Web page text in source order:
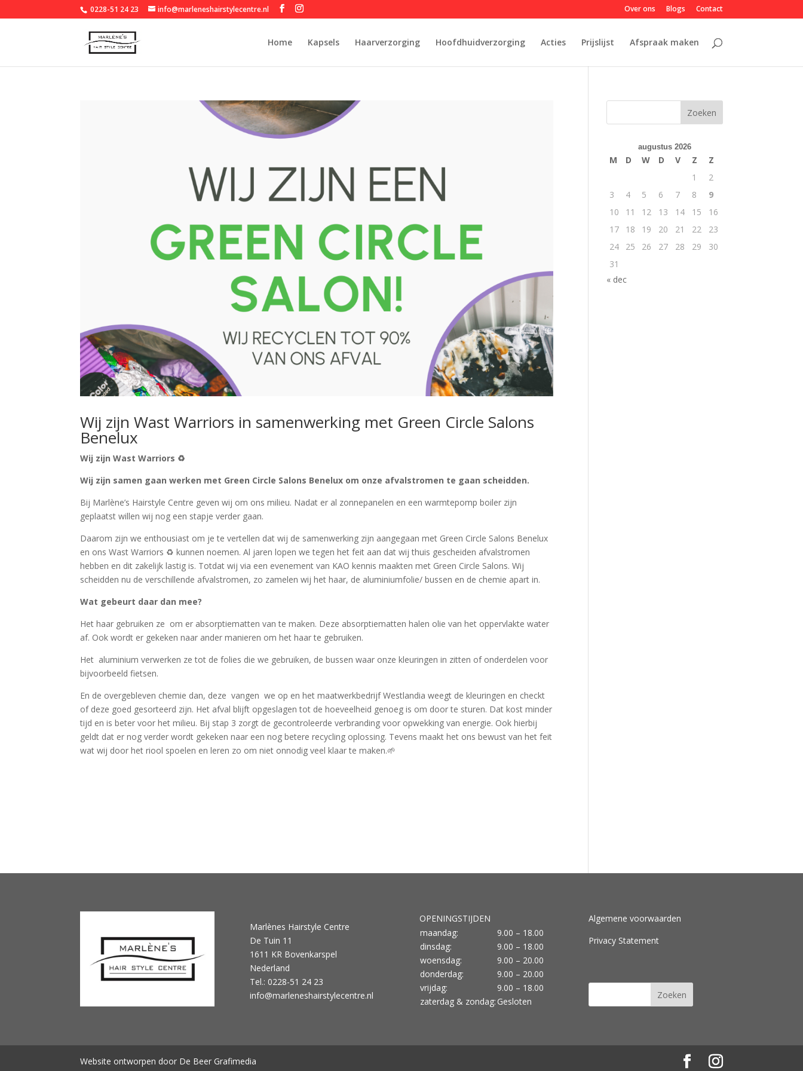
0228-51 24 23 info@marleneshairstylecentre.nl Over ons Blogs Contact
Home Kapsels Haarverzorging Hoofdhuidverzorging Acties Prijslijst Afspraak maken
Wij zijn Wast Warriors in samenwerking met Green Circle Salons
Benelux
Wij zijn Wast Warriors ♻️
Wij zijn samen gaan werken met Green Circle Salons Benelux om onze afvalstromen te gaan scheidden.
Bij Marlène’s Hairstyle Centre geven wij om ons milieu. Nadat er al zonnepanelen en een warmtepomp boiler zijn
geplaatst willen wij nog een stapje verder gaan.
Daarom zijn we enthousiast om je te vertellen dat wij de samenwerking zijn aangegaan met Green Circle Salons Benelux
en ons Wast Warriors ♻️ kunnen noemen. Al jaren lopen we tegen het feit aan dat wij thuis gescheiden afvalstromen
hebben en dit zakelijk lastig is. Totdat wij via een evenement van KAO kennis maakten met Green Circle Salons. Wij
scheidden nu de verschillende afvalstromen, zo zamelen wij het haar, de aluminiumfolie/ bussen en de chemie apart in.
Wat gebeurt daar dan mee?
Het haar gebruiken ze om er absorptiematten van te maken. Deze absorptiematten halen olie van het oppervlakte water
af. Ook wordt er gekeken naar ander manieren om het haar te gebruiken.
Het aluminium verwerken ze tot de folies die we gebruiken, de bussen waar onze kleuringen in zitten of onderdelen voor
bijvoorbeeld fietsen.
En de overgebleven chemie dan, deze vangen we op en het maatwerkbedrijf Westlandia weegt de kleuringen en checkt
of deze goed gesorteerd zijn. Het afval blijft opgeslagen tot de hoeveelheid genoeg is om door te sturen. Dat kost minder
tijd en is beter voor het milieu. Bij stap 3 zorgt de gecontroleerde verbranding voor opwekking van energie. Ook hierbij
geldt dat er nog verder wordt gekeken naar een nog betere recycling oplossing. Tevens maakt het ons bewust van het feit
wat wij door het riool spoelen en leren zo om niet onnodig veel klaar te maken.🌱
Zoeken
augustus 2026
M D W D V Z
Z
1
2
3
4 5 6 7 8
9
10
11 12 13 14 15
16
17
18 19 20 21 22
23
24
25 26 27 28 29
30
31
« dec
Marlènes Hairstyle Centre
De Tuin 11
1611 KR Bovenkarspel
Nederland
Tel.: 0228-51 24 23
info@marleneshairstylecentre.nl
OPENINGSTIJDEN
maandag:
dinsdag:
woensdag:
donderdag:
vrijdag:
zaterdag & zondag:
9.00 – 18.00
9.00 – 18.00
9.00 – 20.00
9.00 – 20.00
9.00 – 18.00
Gesloten
Algemene voorwaarden
Privacy Statement
Website ontworpen door De Beer Grafimedia